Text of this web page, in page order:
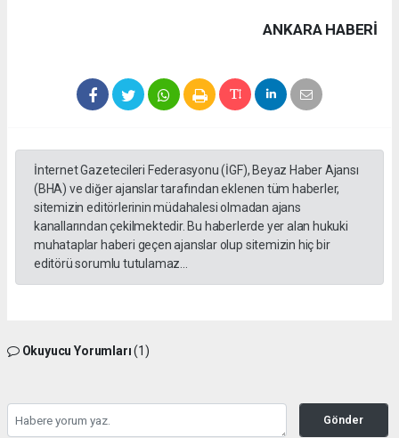
ANKARA HABERİ
İnternet Gazetecileri Federasyonu (İGF), Beyaz Haber Ajansı
(BHA) ve diğer ajanslar tarafından eklenen tüm haberler,
sitemizin editörlerinin müdahalesi olmadan ajans
kanallarından çekilmektedir. Bu haberlerde yer alan hukuki
muhataplar haberi geçen ajanslar olup sitemizin hiç bir
editörü sorumlu tutulamaz...
Okuyucu Yorumları(1)
Gönder